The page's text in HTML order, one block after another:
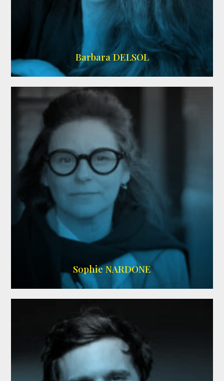
IMDB
Barbara DELSOL
RS DOUBLAGE,WIKIPEDIA
Sophie NARDONE